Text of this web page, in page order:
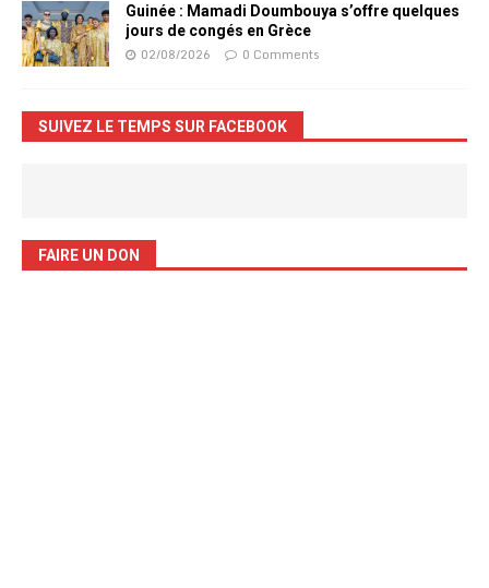
Guinée : Mamadi Doumbouya s’offre quelques
jours de congés en Grèce
02/08/2026 0 Comments
SUIVEZ LE TEMPS SUR FACEBOOK
FAIRE UN DON